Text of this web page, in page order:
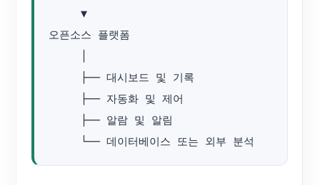
     ▼
오픈소스 플랫폼
     ├── 대시보드 및 기록
     ├── 자동화 및 제어
     ├── 알람 및 알림